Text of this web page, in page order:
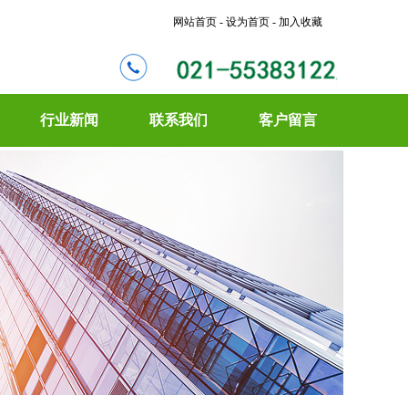
网站首页 - 设为首页 - 加入收藏
行业新闻 联系我们 客户留言